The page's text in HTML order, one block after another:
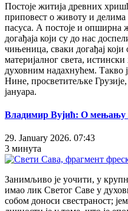
Постоје житија древних
приповест о животу и делима
пасуса. А постоје и опширна
догађаја који су до нас
чињеница, сваки догађај
материјалног света,
духовним надахнућем. Такво
Нине, просветитељке
јануара.
Владимир Вујић: О мењању
29. January 2026. 07:43
3 минута
Занимљиво је уочити, у
имао лик Светог Саве у
собом доноси свестраност;